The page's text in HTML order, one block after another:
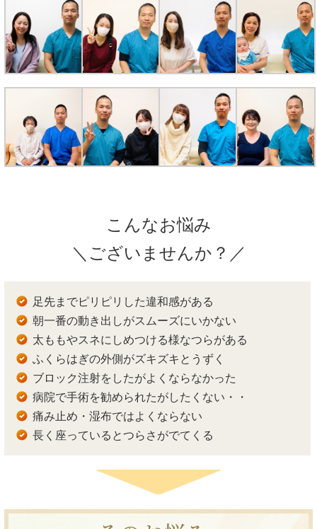
こんなお悩み
＼ございませんか？／
足先までピリピリした違和感がある
朝一番の動き出しがスムーズにいかない
太ももやスネにしめつける様なつらがある
ふくらはぎの外側がズキズキとうずく
ブロック注射をしたがよくならなかった
病院で手術を勧められたがしたくない・・
痛み止め・湿布ではよくならない
長く座っているとつらさがでてくる